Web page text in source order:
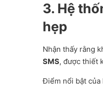
3. Hệ
hẹp
Nhận thấy rằng
SMS, được thiết
Điểm nổi bật của